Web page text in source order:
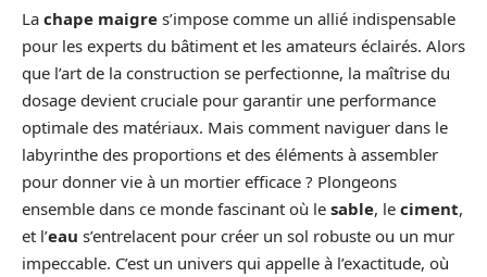
La chape maigre s’impose comme un allié indispensable
pour les experts du bâtiment et les amateurs éclairés. Alors
que l’art de la construction se perfectionne, la maîtrise du
dosage devient cruciale pour garantir une performance
optimale des matériaux. Mais comment naviguer dans le
labyrinthe des proportions et des éléments à assembler
pour donner vie à un mortier efficace ? Plongeons
ensemble dans ce monde fascinant où le sable, le ciment,
et l’eau s’entrelacent pour créer un sol robuste ou un mur
impeccable. C’est un univers qui appelle à l’exactitude, où